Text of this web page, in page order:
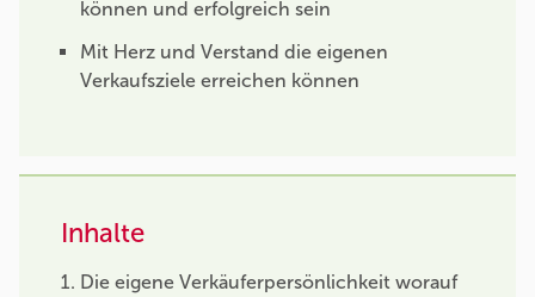
können und erfolgreich sein
Mit Herz und Verstand die eigenen
Verkaufsziele erreichen können
Inhalte
Die eigene Verkäuferpersönlichkeit worauf